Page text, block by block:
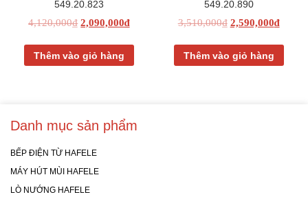
549.20.823
4,120,000₫ 2,090,000₫
Thêm vào giỏ hàng
549.20.890
3,510,000₫ 2,590,000₫
Thêm vào giỏ hàng
Danh mục sản phẩm
BẾP ĐIỆN TỪ HAFELE
MÁY HÚT MÙI HAFELE
LÒ NƯỚNG HAFELE